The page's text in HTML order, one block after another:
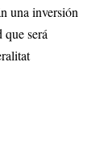
una inversión
que será